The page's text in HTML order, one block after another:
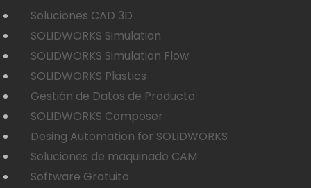
Soluciones CAD 3D
SOLIDWORKS Simulation
SOLIDWORKS Simulation Flow
SOLIDWORKS Plastics
Gestión de Datos de Producto
SOLIDWORKS Composer
Desing Automation for SOLIDWORKS
Soluciones de maquinado CAM
Software Gratuito